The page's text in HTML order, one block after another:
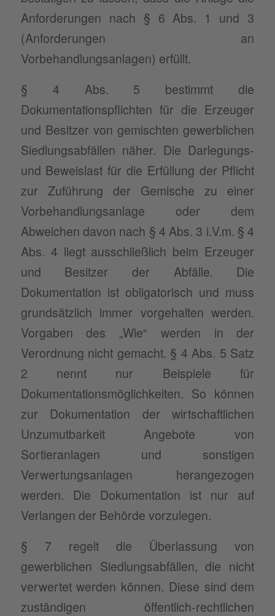
Anforderungen nach § 6 Abs. 1 und 3
(Anforderungen an
Vorbehandlungsanlagen) erfüllt.
§ 4 Abs. 5 bestimmt die
Dokumentationspflichten für die Erzeuger
und Besitzer von gemischten gewerblichen
Siedlungsabfällen näher. Die Darlegungs-
und Beweislast für die Erfüllung der Pflicht
zur Zuführung der Gemische zu einer
Vorbehandlungsanlage oder dem
Abweichen davon nach § 4 Abs. 3 i.V.m. § 4
Abs. 4 liegt ausschließlich beim Erzeuger
und Besitzer der Abfälle. Die
Dokumentation ist obligatorisch und muss
grundsätzlich immer vorgehalten werden.
Vorgaben des „Wie“ werden in der
Verordnung nicht gemacht. § 4 Abs. 5 Satz
2 nennt nur Beispiele für
Dokumentationsmöglichkeiten. So können
zur Dokumentation der wirtschaftlichen
Unzumutbarkeit Angebote von
Sortieranlagen und sonstigen
Verwertungsanlagen herangezogen
werden. Die Dokumentation ist nur auf
Verlangen der Behörde vorzulegen.
§ 7 regelt die Überlassung von
gewerblichen Siedlungsabfällen, die nicht
verwertet werden können. Diese sind dem
zuständigen öffentlich-rechtlichen